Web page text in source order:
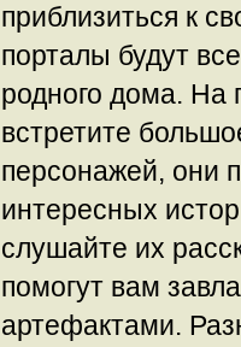
приблизиться к
порталы будут
родного дома. На
встретите
персонажей, они
интересных
слушайте их
помогут вам
артефактами.